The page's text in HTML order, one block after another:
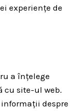
experiențe de
a înțelege
cu site-ul web.
despre